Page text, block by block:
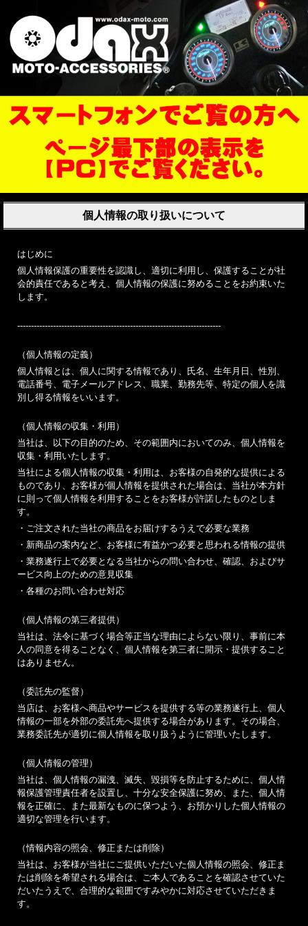
個人情報の取り扱いについて
はじめに
個人情報保護の重要性を認識し、適切に利用し、保護することが社
会的責任であると考え、個人情報の保護に努めることをお約束いた
します。
--------------------------------------------------------------------------
（個人情報の定義）
個人情報とは、個人に関する情報であり、氏名、生年月日、性別、
電話番号、電子メールアドレス、職業、勤務先等、特定の個人を識
別し得る情報をいいます。
（個人情報の収集・利用）
当社は、以下の目的のため、その範囲内においてのみ、個人情報を
収集・利用いたします。
当社による個人情報の収集・利用は、お客様の自発的な提供による
ものであり、お客様が個人情報を提供された場合は、当社が本方針
に則って個人情報を利用することをお客様が許諾したものとしま
す。
・ご注文された当社の商品をお届けするうえで必要な業務
・新商品の案内など、お客様に有益かつ必要と思われる情報の提供
・業務遂行上で必要となる当社からの問い合わせ、確認、およびサ
ービス向上のための意見収集
・各種のお問い合わせ対応
（個人情報の第三者提供）
当社は、法令に基づく場合等正当な理由によらない限り、事前に本
人の同意を得ることなく、個人情報を第三者に開示・提供すること
はありません。
（委託先の監督）
当店は、お客様へ商品やサービスを提供する等の業務遂行上、個人
情報の一部を外部の委託先へ提供する場合があります。その場合、
業務委託先が適切に個人情報を取り扱うように管理いたします。
（個人情報の管理）
当社は、個人情報の漏洩、滅失、毀損等を防止するために、個人情
報保護管理責任者を設置し、十分な安全保護に努め、また、個人情
報を正確に、また最新なものに保つよう、お預かりした個人情報の
適切な管理を行います。
（情報内容の照会、修正または削除）
当社は、お客様が当社にご提供いただいた個人情報の照会、修正ま
たは削除を希望される場合は、ご本人であることを確認させていた
だいたうえで、合理的な範囲ですみやかに対応させていただきま
す。